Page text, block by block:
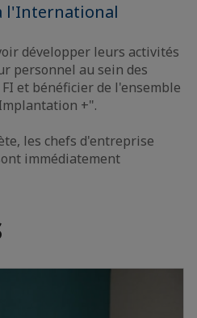
l'International
développer leurs activités
personnel au sein des
et bénéficier de l'ensemble
+".
les chefs d'entreprise
immédiatement